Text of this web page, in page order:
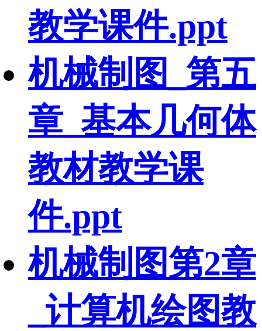
教学课件.ppt
机械制图_第五
章_基本几何体
教材教学课
件.ppt
机械制图第2章
_计算机绘图教